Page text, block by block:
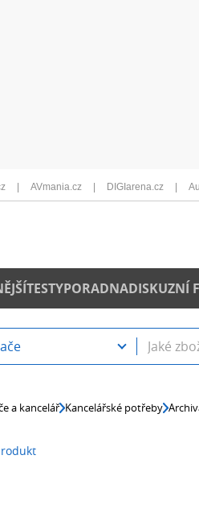
AVmania.cz DIGIarena.cz
TESTYPORADNADISKUZNÍ
a kancelář Kancelářské potřeby